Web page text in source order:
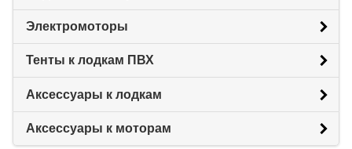
Электромоторы
Тенты к лодкам ПВХ
Аксессуары к лодкам
Аксессуары к моторам